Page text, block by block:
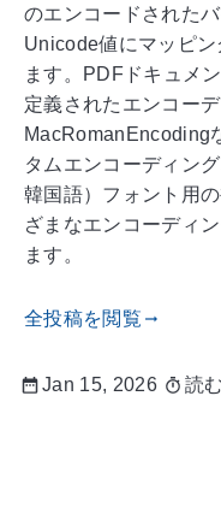
のエンコードされた
Unicode値にマッピ
ます。PDFドキュメ
定義されたエンコー
MacRomanEncoding
タムエンコーディン
韓国語）フォント用
ざまなエンコーディ
ます。
全投稿を閲覧 gdoc_arrow_right_alt
Jan 15, 2026 読